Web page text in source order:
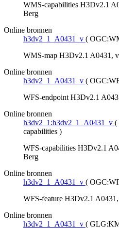
WMS-capabilities H3Dv2.1
Berg
Online bronnen
h3dv2_1_A0431_v (
WMS-map H3Dv2.1 A0431,
Online bronnen
h3dv2_1_A0431_v (
WFS-endpoint H3Dv2.1
Online bronnen
h3dv2_1:h3dv2_1_A0431_v (
capabilities )
WFS-capabilities H3Dv2.1
Berg
Online bronnen
h3dv2_1_A0431_v (
WFS-feature H3Dv2.1
Online bronnen
h3dv2_1_A0431_v (